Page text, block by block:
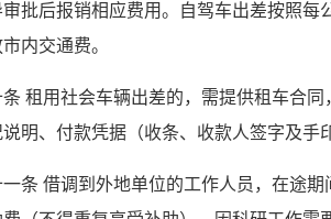
批后报销相应费用。自驾车出差按照每
内交通费。
租用社会车辆出差的，需提供租车合
明、付款凭据（收条、收款人签字及手
一条 借调到外地单位的工作人员，在途